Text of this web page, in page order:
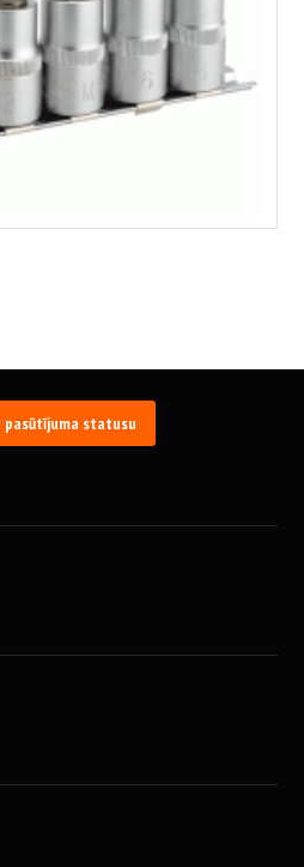
ar uzgali Spline 1/2"
līdz 3.12€
pasūtījuma statusu